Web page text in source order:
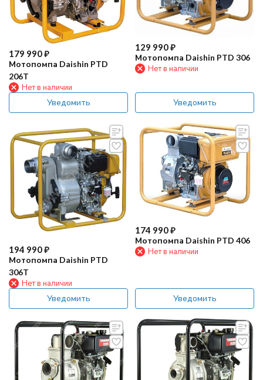
179 990₽
Мотопомпа Daishin PTD
206T
Нет в наличии
Уведомить
129 990₽
Мотопомпа Daishin PTD 306
Нет в наличии
Уведомить
194 990₽
Мотопомпа Daishin PTD
306T
Нет в наличии
Уведомить
174 990₽
Мотопомпа Daishin PTD 406
Нет в наличии
Уведомить